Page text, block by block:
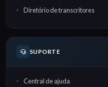
Diretório de transcritores
SUPORTE
Central de ajuda